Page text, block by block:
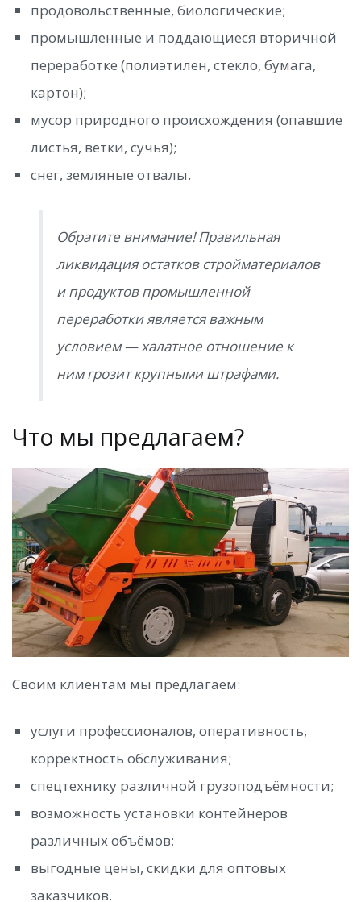
продовольственные, биологические;
промышленные и поддающиеся вторичной
переработке (полиэтилен, стекло, бумага,
картон);
мусор природного происхождения (опавшие
листья, ветки, сучья);
снег, земляные отвалы.
Обратите внимание! Правильная
ликвидация остатков стройматериалов
и продуктов промышленной
переработки является важным
условием — халатное отношение к
ним грозит крупными штрафами.
Что мы предлагаем?
Своим клиентам мы предлагаем:
услуги профессионалов, оперативность,
корректность обслуживания;
спецтехнику различной грузоподъёмности;
возможность установки контейнеров
различных объёмов;
выгодные цены, скидки для оптовых
заказчиков.